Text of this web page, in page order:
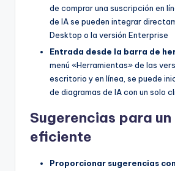
de comprar una suscripción en
de IA se pueden integrar
Desktop o la versión Enterprise
Entrada desde la barra de
menú «Herramientas» de las
escritorio y en línea, se puede
de diagramas de IA con un solo
Sugerencias para un
eficiente
Proporcionar sugerencias